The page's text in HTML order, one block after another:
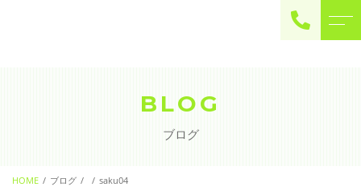
BLOG
ブログ
HOME ブログ saku04